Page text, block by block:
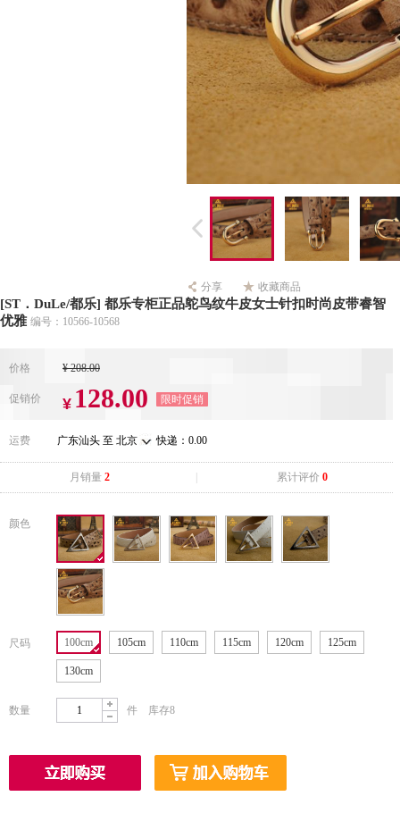
分享 收藏商品
[ST．DuLe/都乐] 都乐专柜正品鸵鸟纹牛皮女士针扣时尚皮带睿智
优雅 编号：10566-10568
价格 ¥ 208.00
促销价 ¥ 128.00 限时促销
运费 广东汕头 至 北京 快递：0.00
月销量2 累计评价0
颜色
尺码 100cm 105cm 110cm 115cm 120cm 125cm
130cm
数量 件 库存8